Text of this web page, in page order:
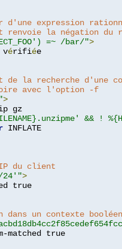
d'une expression
renvoie la négation du
=~ /bar/">
vérifié
la recherche d'une
avec l'option -f
>
&& !
du client
24'">
dans un contexte booléen